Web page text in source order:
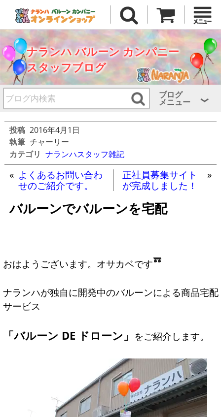
ナランハ バルーン カンパニー
スタッフブログ
ブログ
メニュー
投稿 2016年4月1日
執筆 チャーリー
カテゴリ ナランハスタッフ雑記
« よくあるお問い合わ
せのご紹介です。
正社員募集サイト
が完成しました！
»
バルーンでバルーンを宅配
おはようございます。オサカベです
ナランハが独自に開発中のバルーンによる商品宅配
サービス
「バルーン DE ドローン」 をご紹介します。